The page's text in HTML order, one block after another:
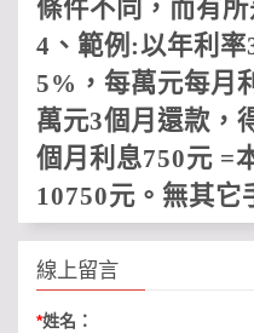
條件不同，而有所
4 、範例 :以年利率
5% ，每萬元每月
萬元3個月還款，
個月利息750元 =
10750元。無其它
線上留言
*姓名：